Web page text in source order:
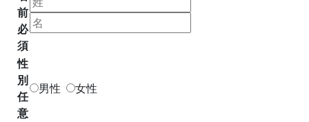
前
必
須
性
別
任
意
男性 女性